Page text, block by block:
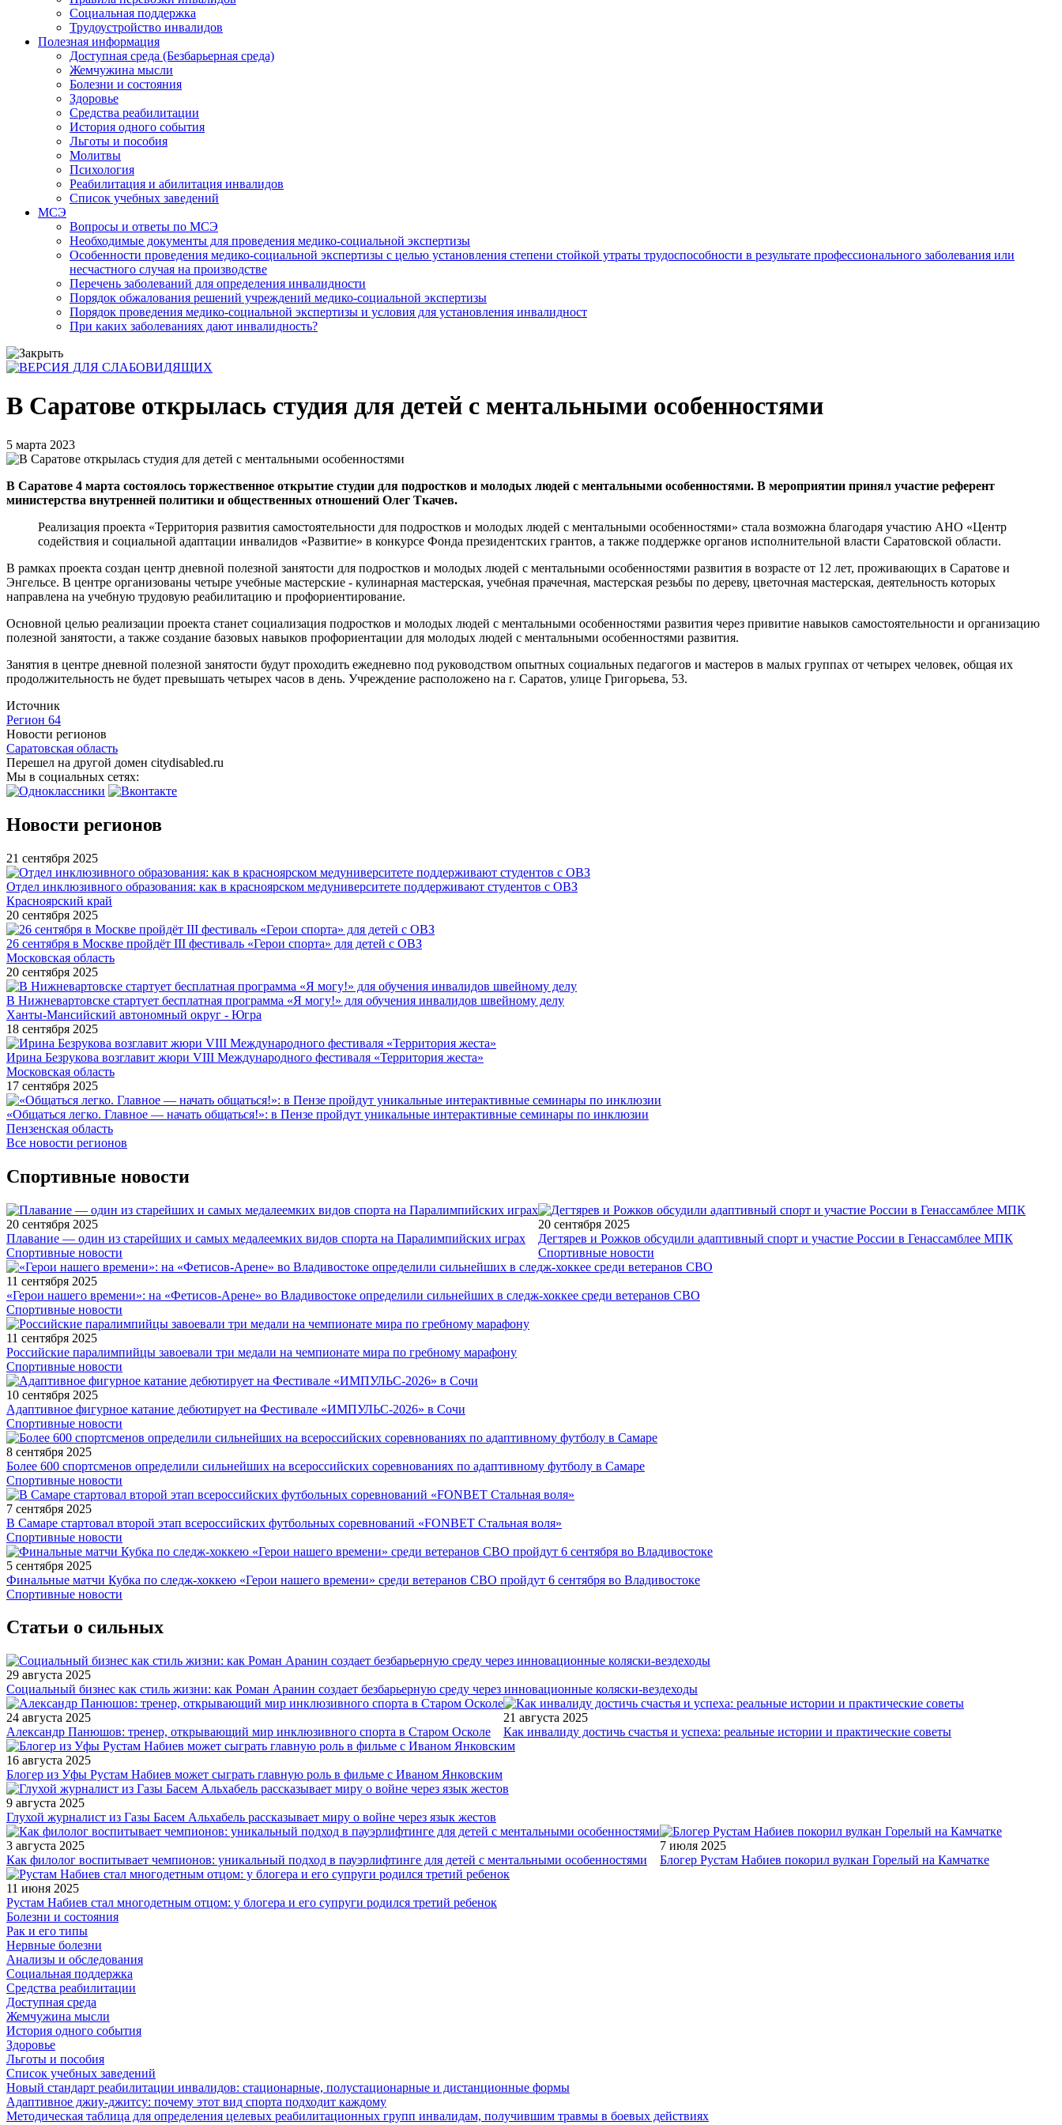
Социальная поддержка
Трудоустройство инвалидов
Полезная информация
Доступная среда (Безбарьерная среда)
Жемчужина мысли
Болезни и состояния
Здоровье
Средства реабилитации
История одного события
Льготы и пособия
Молитвы
Психология
Реабилитация и абилитация инвалидов
Список учебных заведений
МСЭ
Вопросы и ответы по МСЭ
Необходимые документы для проведения медико-социальной экспертизы
Особенности проведения медико-социальной экспертизы с целью установления степени стойкой утраты трудоспособности в результате профессионального заболевания или
несчастного случая на производстве
Перечень заболеваний для определения инвалидности
Порядок обжалования решений учреждений медико-социальной экспертизы
Порядок проведения медико-социальной экспертизы и условия для установления инвалидност
При каких заболеваниях дают инвалидность?
В Саратове открылась студия для детей с ментальными особенностями
5 марта 2023
В Саратове 4 марта состоялось торжественное открытие студии для подростков и молодых людей с ментальными особенностями. В мероприятии принял участие референт
министерства внутренней политики и общественных отношений Олег Ткачев.
Реализация проекта «Территория развития самостоятельности для подростков и молодых людей с ментальными особенностями» стала возможна благодаря участию АНО «Центр
содействия и социальной адаптации инвалидов «Развитие» в конкурсе Фонда президентских грантов, а также поддержке органов исполнительной власти Саратовской области.
В рамках проекта создан центр дневной полезной занятости для подростков и молодых людей с ментальными особенностями развития в возрасте от 12 лет, проживающих в Саратове и
Энгельсе. В центре организованы четыре учебные мастерские - кулинарная мастерская, учебная прачечная, мастерская резьбы по дереву, цветочная мастерская, деятельность которых
направлена на учебную трудовую реабилитацию и профориентирование.
Основной целью реализации проекта станет социализация подростков и молодых людей с ментальными особенностями развития через привитие навыков самостоятельности и организацию
полезной занятости, а также создание базовых навыков профориентации для молодых людей с ментальными особенностями развития.
Занятия в центре дневной полезной занятости будут проходить ежедневно под руководством опытных социальных педагогов и мастеров в малых группах от четырех человек, общая их
продолжительность не будет превышать четырех часов в день. Учреждение расположено на г. Саратов, улице Григорьева, 53.
Источник
Регион 64
Новости регионов
Саратовская область
Перешел на другой домен citydisabled.ru
Мы в социальных сетях:
Новости регионов
21 сентября 2025
Отдел инклюзивного образования: как в красноярском медуниверситете поддерживают студентов с ОВЗ
Красноярский край
20 сентября 2025
26 сентября в Москве пройдёт III фестиваль «Герои спорта» для детей с ОВЗ
Московская область
20 сентября 2025
В Нижневартовске стартует бесплатная программа «Я могу!» для обучения инвалидов швейному делу
Ханты-Мансийский автономный округ - Югра
18 сентября 2025
Ирина Безрукова возглавит жюри VIII Международного фестиваля «Территория жеста»
Московская область
17 сентября 2025
«Общаться легко. Главное — начать общаться!»: в Пензе пройдут уникальные интерактивные семинары по инклюзии
Пензенская область
Все новости регионов
Спортивные новости
20 сентября 2025
Плавание — один из старейших и самых медалеемких видов спорта на Паралимпийских играх
Спортивные новости
20 сентября 2025
Дегтярев и Рожков обсудили адаптивный спорт и участие России в Генассамблее МПК
Спортивные новости
11 сентября 2025
«Герои нашего времени»: на «Фетисов-Арене» во Владивостоке определили сильнейших в следж-хоккее среди ветеранов СВО
Спортивные новости
11 сентября 2025
Российские паралимпийцы завоевали три медали на чемпионате мира по гребному марафону
Спортивные новости
10 сентября 2025
Адаптивное фигурное катание дебютирует на Фестивале «ИМПУЛЬС-2026» в Сочи
Спортивные новости
8 сентября 2025
Более 600 спортсменов определили сильнейших на всероссийских соревнованиях по адаптивному футболу в Самаре
Спортивные новости
7 сентября 2025
В Самаре стартовал второй этап всероссийских футбольных соревнований «FONBET Стальная воля»
Спортивные новости
5 сентября 2025
Финальные матчи Кубка по следж-хоккею «Герои нашего времени» среди ветеранов СВО пройдут 6 сентября во Владивостоке
Спортивные новости
Статьи о сильных
29 августа 2025
Социальный бизнес как стиль жизни: как Роман Аранин создает безбарьерную среду через инновационные коляски-вездеходы
24 августа 2025
Александр Панюшов: тренер, открывающий мир инклюзивного спорта в Старом Осколе
21 августа 2025
Как инвалиду достичь счастья и успеха: реальные истории и практические советы
16 августа 2025
Блогер из Уфы Рустам Набиев может сыграть главную роль в фильме с Иваном Янковским
9 августа 2025
Глухой журналист из Газы Басем Альхабель рассказывает миру о войне через язык жестов
3 августа 2025
Как филолог воспитывает чемпионов: уникальный подход в пауэрлифтинге для детей с ментальными особенностями
7 июля 2025
Блогер Рустам Набиев покорил вулкан Горелый на Камчатке
11 июня 2025
Рустам Набиев стал многодетным отцом: у блогера и его супруги родился третий ребенок
Болезни и состояния
Рак и его типы
Нервные болезни
Анализы и обследования
Социальная поддержка
Средства реабилитации
Доступная среда
Жемчужина мысли
История одного события
Здоровье
Льготы и пособия
Список учебных заведений
Новый стандарт реабилитации инвалидов: стационарные, полустационарные и дистанционные формы
Адаптивное джиу-джитсу: почему этот вид спорта подходит каждому
Методическая таблица для определения целевых реабилитационных групп инвалидам, получившим травмы в боевых действиях